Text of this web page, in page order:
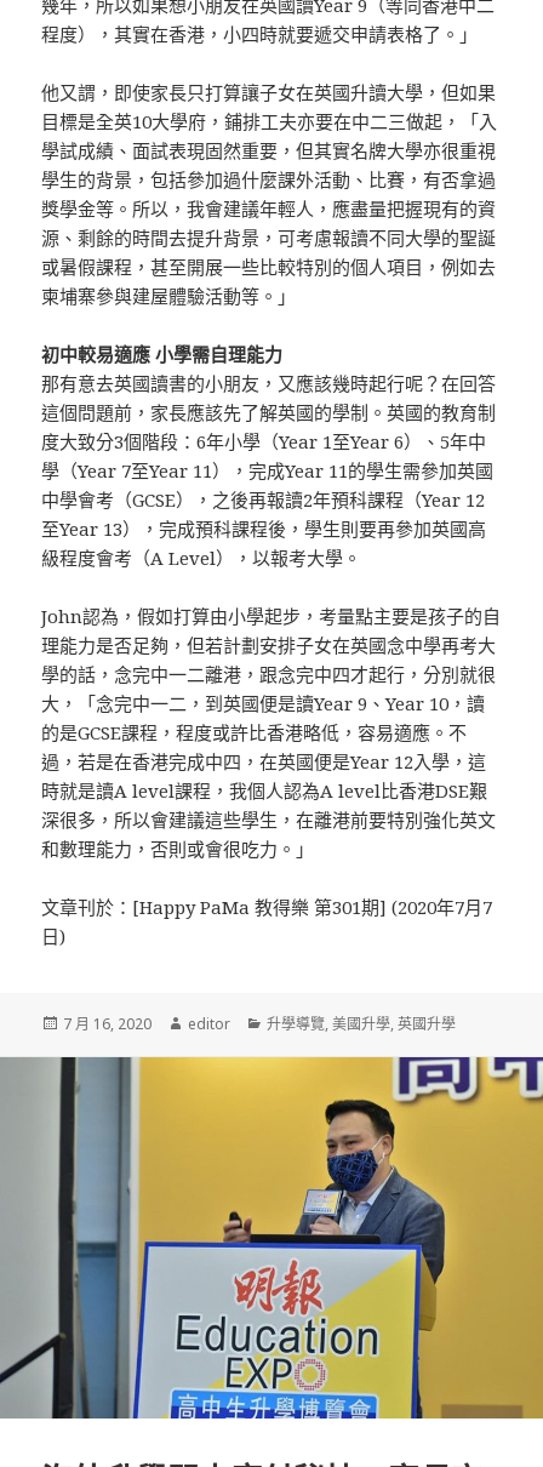
幾年，所以如果想小朋友在英國讀Year 9（等同香港中二
程度），其實在香港，小四時就要遞交申請表格了。」
他又謂，即使家長只打算讓子女在英國升讀大學，但如果
目標是全英10大學府，鋪排工夫亦要在中二三做起，「入
學試成績、面試表現固然重要，但其實名牌大學亦很重視
學生的背景，包括參加過什麼課外活動、比賽，有否拿過
獎學金等。所以，我會建議年輕人，應盡量把握現有的資
源、剩餘的時間去提升背景，可考慮報讀不同大學的聖誕
或暑假課程，甚至開展一些比較特別的個人項目，例如去
柬埔寨參與建屋體驗活動等。」
初中較易適應 小學需自理能力
那有意去英國讀書的小朋友，又應該幾時起行呢？在回答
這個問題前，家長應該先了解英國的學制。英國的教育制
度大致分3個階段：6年小學（Year 1至Year 6）、5年中
學（Year 7至Year 11），完成Year 11的學生需參加英國
中學會考（GCSE），之後再報讀2年預科課程（Year 12
至Year 13），完成預科課程後，學生則要再參加英國高
級程度會考（A Level），以報考大學。
John認為，假如打算由小學起步，考量點主要是孩子的自
理能力是否足夠，但若計劃安排子女在英國念中學再考大
學的話，念完中一二離港，跟念完中四才起行，分別就很
大，「念完中一二，到英國便是讀Year 9、Year 10，讀
的是GCSE課程，程度或許比香港略低，容易適應。不
過，若是在香港完成中四，在英國便是Year 12入學，這
時就是讀A level課程，我個人認為A level比香港DSE艱
深很多，所以會建議這些學生，在離港前要特別強化英文
和數理能力，否則或會很吃力。」
文章刊於：[Happy PaMa 教得樂 第301期] (2020年7月7
日)
發
7 月 16, 2020
作
editor
分
升學導覽,美國升學,英國升學